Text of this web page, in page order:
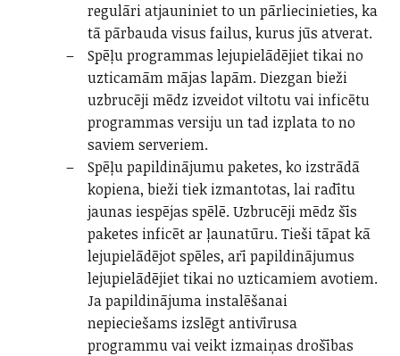
regulāri atjauniniet to un pārliecinieties, ka
tā pārbauda visus failus, kurus jūs atverat.
Spēļu programmas lejupielādējiet tikai no
uzticamām mājas lapām. Diezgan bieži
uzbrucēji mēdz izveidot viltotu vai inficētu
programmas versiju un tad izplata to no
saviem serveriem.
Spēļu papildinājumu paketes, ko izstrādā
kopiena, bieži tiek izmantotas, lai radītu
jaunas iespējas spēlē. Uzbrucēji mēdz šīs
paketes inficēt ar ļaunatūru. Tieši tāpat kā
lejupielādējot spēles, arī papildinājumus
lejupielādējiet tikai no uzticamiem avotiem.
Ja papildinājuma instalēšanai
nepieciešams izslēgt antivīrusa
programmu vai veikt izmaiņas drošības